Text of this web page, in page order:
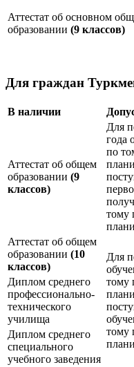
Аттестат об основном
образовании (9 классов)
Для граждан
В наличии
Аттестат об общем
образовании (9
классов)
Для
года
по
тому
Аттестат об общем
образовании (10
классов)
Для
тому
тому
Диплом среднего
профессионально-
технического
училища
Диплом среднего
специального
учебного заведения